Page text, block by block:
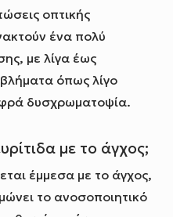
οπτικής
ένα πολύ
με λίγα έως
όπως λίγο
δυσχρωματοψία.
με το άγχος;
έμμεσα με το άγχος,
το ανοσοποιητικό